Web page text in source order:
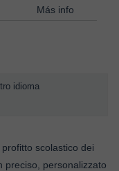
Más info
idioma
scolastico dei
preciso, personalizzato